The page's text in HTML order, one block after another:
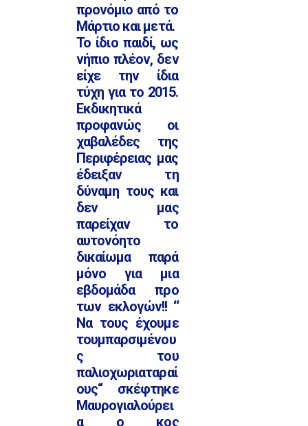
προνόμιο από το
Μάρτιο και μετά.
Το ίδιο παιδί, ως
νήπιο πλέον, δεν
είχε την ίδια
τύχη για το 2015.
Εκδικητικά
προφανώς οι
χαβαλέδες της
Περιφέρειας μας
έδειξαν τη
δύναμη τους και
δεν μας
παρείχαν το
αυτονόητο
δικαίωμα παρά
μόνο για μια
εβδομάδα προ
των εκλογών!! ‘‘
Να τους έχουμε
τουμπαρσιμένου
ς του
παλιοχωριαταραί
ους‘‘ σκέφτηκε
Μαυρογιαλούρει
α ο κος